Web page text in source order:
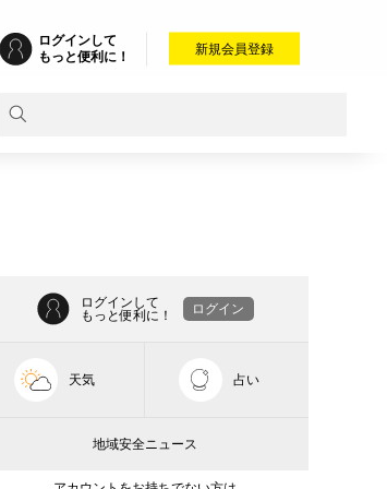
ログインして
もっと便利に！
新規会員登録
ログインして
もっと便利に！
ログイン
天気 占い
地域安全ニュース